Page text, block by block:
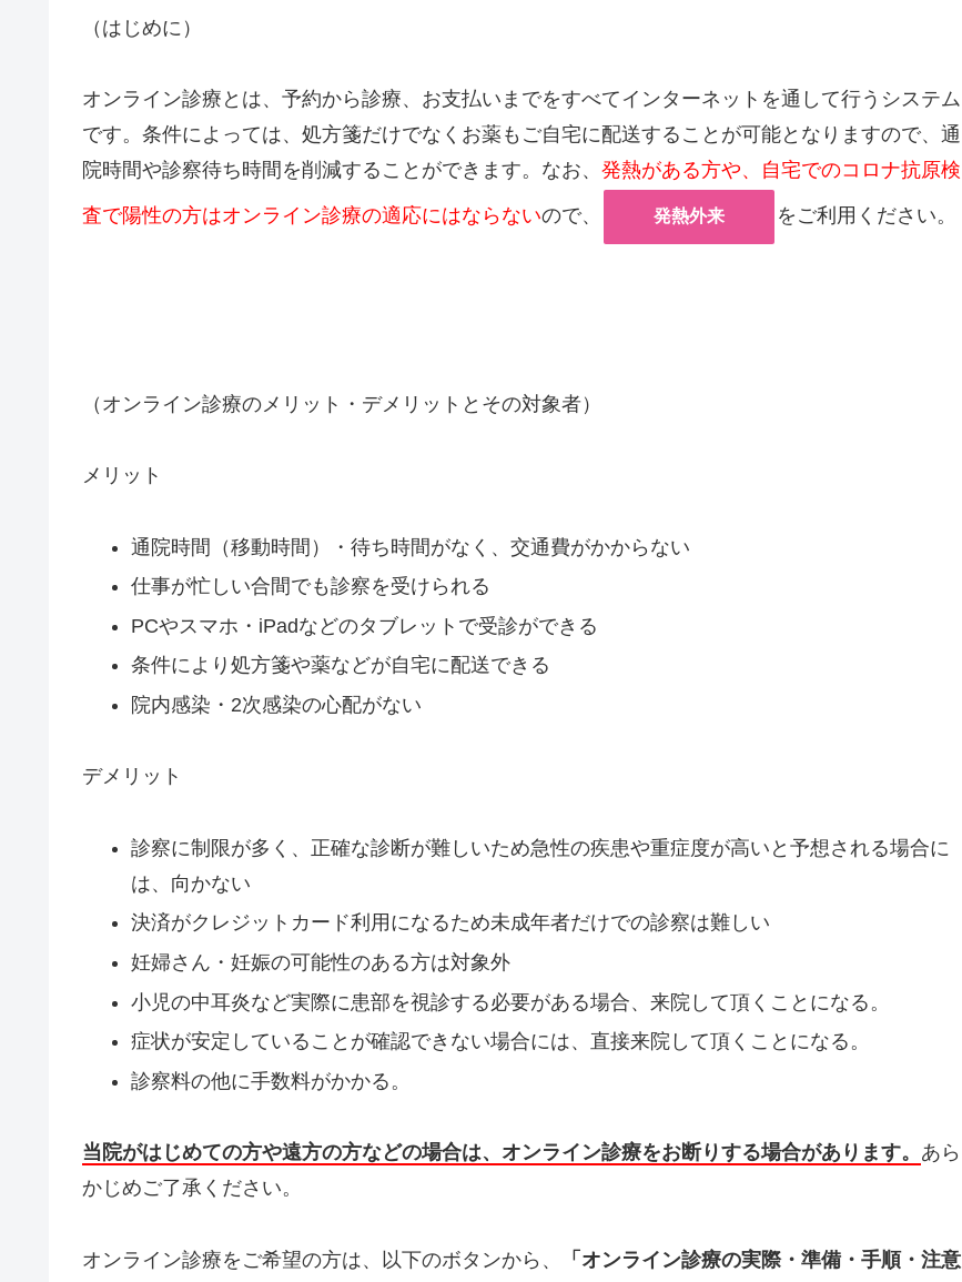
（はじめに）
オンライン診療とは、予約から診療、お支払いまでをすべてインターネットを通して行うシステム
です。条件によっては、処方箋だけでなくお薬もご自宅に配送することが可能となりますので、通
院時間や診察待ち時間を削減することができます。なお、 発熱がある方や、自宅でのコロナ抗原検
査で陽性の方はオンライン診療の適応にはならないので、 発熱外来 をご利用ください。
（オンライン診療のメリット・デメリットとその対象者）
メリット
通院時間（移動時間）・待ち時間がなく、交通費がかからない
仕事が忙しい合間でも診察を受けられる
PCやスマホ・iPadなどのタブレットで受診ができる
条件により処方箋や薬などが自宅に配送できる
院内感染・2次感染の心配がない
デメリット
診察に制限が多く、正確な診断が難しいため急性の疾患や重症度が高いと予想される場合に
は、向かない
決済がクレジットカード利用になるため未成年者だけでの診察は難しい
妊婦さん・妊娠の可能性のある方は対象外
小児の中耳炎など実際に患部を視診する必要がある場合、来院して頂くことになる。
症状が安定していることが確認できない場合には、直接来院して頂くことになる。
診察料の他に手数料がかかる。
当院がはじめての方や遠方の方などの場合は、オンライン診療をお断りする場合があります。 あら
かじめご了承ください。
オンライン診療をご希望の方は、以下のボタンから、
「オンライン診療の実際・準備・手順・注意